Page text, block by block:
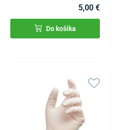
5,00 €
Do košíka